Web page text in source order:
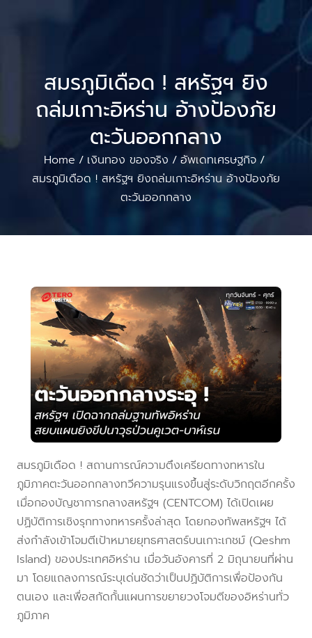
สมรภูมิเดือด ! สหรัฐฯ ยิง
ถล่มเกาะอิหร่าน อ้างป้องภัย
ตะวันออกกลาง
Home / เงินทอง ของจริง / อัพเดทเศรษฐกิจ /
สมรภูมิเดือด ! สหรัฐฯ ยิงถล่มเกาะอิหร่าน อ้างป้องภัย
ตะวันออกกลาง
สมรภูมิเดือด ! สถานการณ์ความตึงเครียดทางทหารใน
ภูมิภาคตะวันออกกลางทวีความรุนแรงขึ้นสู่ระดับวิกฤตอีกครั้ง
เมื่อกองบัญชาการกลางสหรัฐฯ (CENTCOM) ได้เปิดเผย
ปฏิบัติการเชิงรุกทางทหารครั้งล่าสุด โดยกองทัพสหรัฐฯ ได้
ส่งกำลังเข้าโจมตีเป้าหมายยุทธศาสตร์บนเกาะเกชม์ (Qeshm
Island) ของประเทศอิหร่าน เมื่อวันอังคารที่ 2 มิถุนายนที่ผ่าน
มา โดยแถลงการณ์ระบุเด่นชัดว่าเป็นปฏิบัติการเพื่อป้องกัน
ตนเอง และเพื่อสกัดกั้นแผนการขยายวงโจมตีของอิหร่านทั่ว
ภูมิภาค